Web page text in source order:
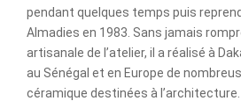
pendant quelques temps puis
Almadies en 1983. Sans jamais
artisanale de l’atelier, il a réalisé à
au Sénégal et en Europe de
céramique destinées à